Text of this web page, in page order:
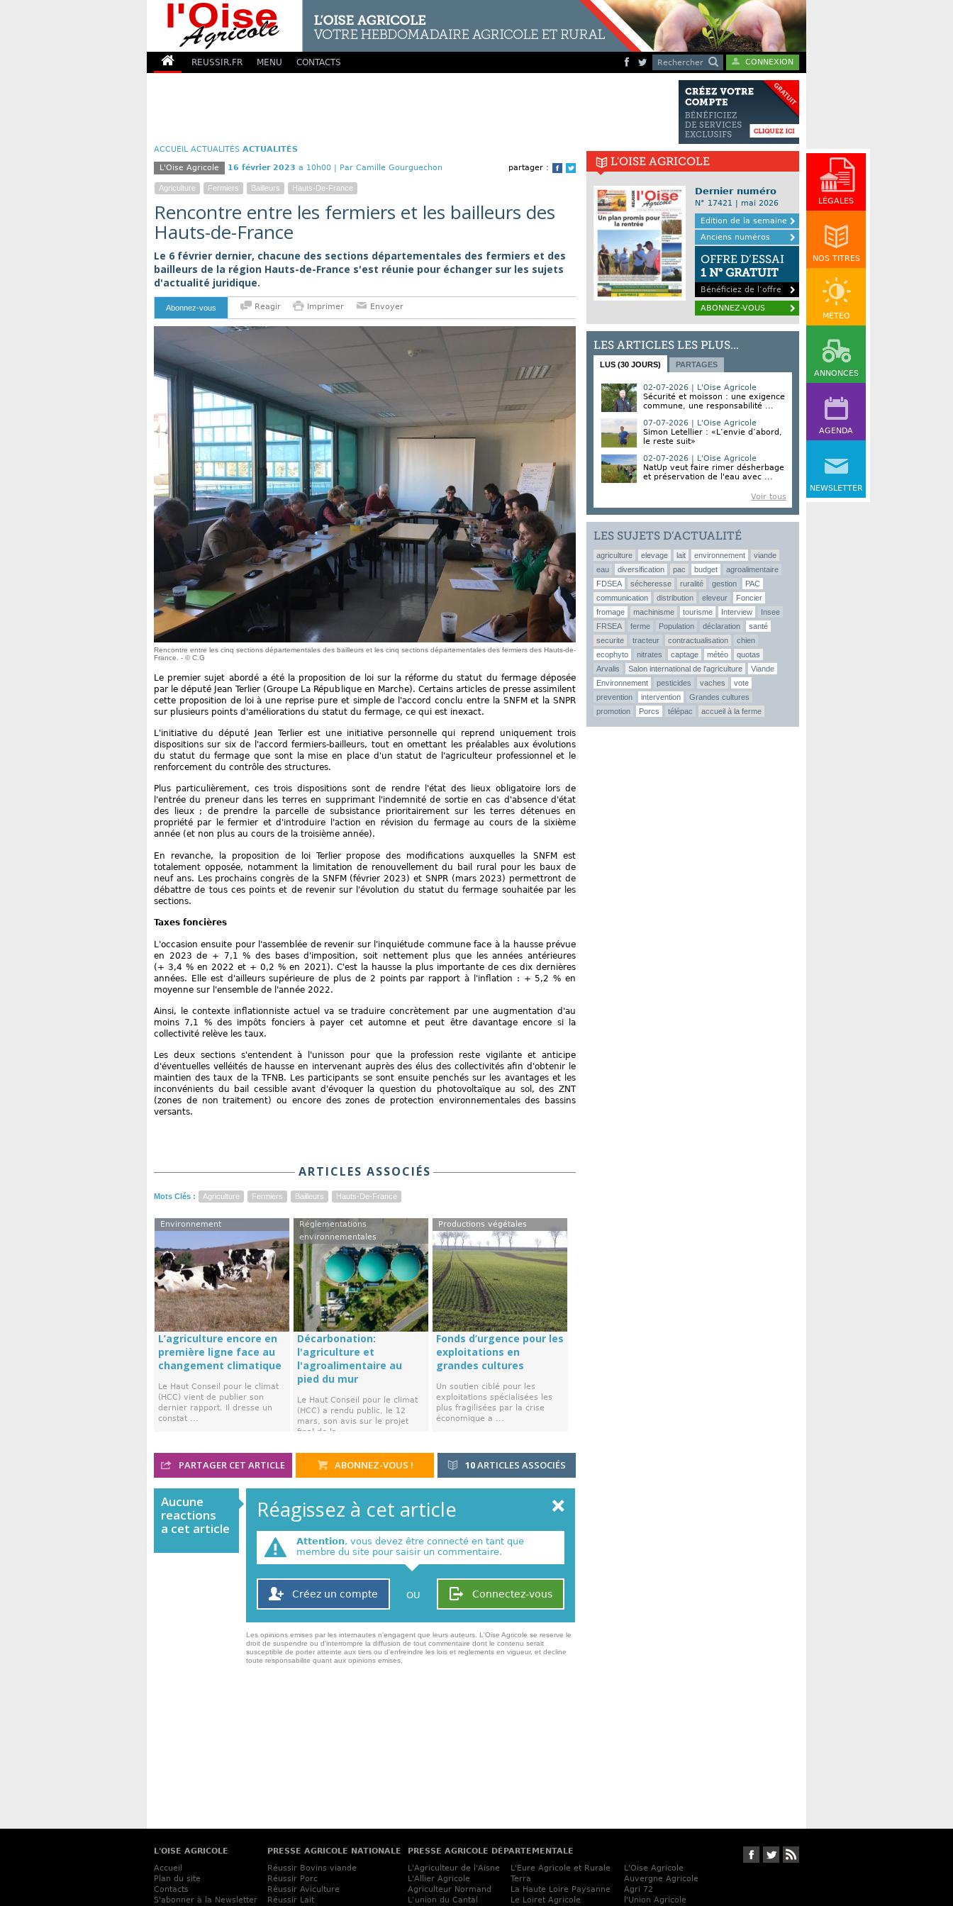
REUSSIR.FR MENU CONTACTS Rechercher CONNEXION
LÉGALES
NOS TITRES
MÉTÉO
ANNONCES
AGENDA
NEWSLETTER
ACCUEIL ACTUALITÉS ACTUALITÉS
partager :
Facebook
Twitter
L'Oise Agricole 16 février 2023 a 10h00 | Par Camille Gourguechon
Agriculture Fermiers Bailleurs Hauts-De-France
Rencontre entre les fermiers et les bailleurs des
Hauts-de-France
Le 6 février dernier, chacune des sections départementales des fermiers et des
bailleurs de la région Hauts-de-France s'est réunie pour échanger sur les sujets
d'actualité juridique.
Abonnez-vous Reagir Imprimer Envoyer
Rencontre entre les cinq sections départementales des bailleurs et les cinq sections départementales des fermiers des Hauts-de-
France. - © C.G
Le premier sujet abordé a été la proposition de loi sur la réforme du statut du fermage déposée
par le député Jean Terlier (Groupe La République en Marche). Certains articles de presse assimilent
cette proposition de loi à une reprise pure et simple de l'accord conclu entre la SNFM et la SNPR
sur plusieurs points d'améliorations du statut du fermage, ce qui est inexact.
L'initiative du député Jean Terlier est une initiative personnelle qui reprend uniquement trois
dispositions sur six de l'accord fermiers-bailleurs, tout en omettant les préalables aux évolutions
du statut du fermage que sont la mise en place d'un statut de l'agriculteur professionnel et le
renforcement du contrôle des structures.
Plus particulièrement, ces trois dispositions sont de rendre l'état des lieux obligatoire lors de
l'entrée du preneur dans les terres en supprimant l'indemnité de sortie en cas d'absence d'état
des lieux ; de prendre la parcelle de subsistance prioritairement sur les terres détenues en
propriété par le fermier et d'introduire l'action en révision du fermage au cours de la sixième
année (et non plus au cours de la troisième année).
En revanche, la proposition de loi Terlier propose des modifications auxquelles la SNFM est
totalement opposée, notamment la limitation de renouvellement du bail rural pour les baux de
neuf ans. Les prochains congrès de la SNFM (février 2023) et SNPR (mars 2023) permettront de
débattre de tous ces points et de revenir sur l'évolution du statut du fermage souhaitée par les
sections.
Taxes foncières
L'occasion ensuite pour l'assemblée de revenir sur l'inquiétude commune face à la hausse prévue
en 2023 de + 7,1 % des bases d'imposition, soit nettement plus que les années antérieures
(+ 3,4 % en 2022 et + 0,2 % en 2021). C'est la hausse la plus importante de ces dix dernières
années. Elle est d'ailleurs supérieure de plus de 2 points par rapport à l'inflation : + 5,2 % en
moyenne sur l'ensemble de l'année 2022.
Ainsi, le contexte inflationniste actuel va se traduire concrètement par une augmentation d'au
moins 7,1 % des impôts fonciers à payer cet automne et peut être davantage encore si la
collectivité relève les taux.
Les deux sections s'entendent à l'unisson pour que la profession reste vigilante et anticipe
d'éventuelles velléités de hausse en intervenant auprès des élus des collectivités afin d'obtenir le
maintien des taux de la TFNB. Les participants se sont ensuite penchés sur les avantages et les
inconvénients du bail cessible avant d'évoquer la question du photovoltaïque au sol, des ZNT
(zones de non traitement) ou encore des zones de protection environnementales des bassins
versants.
ARTICLES ASSOCIÉS
Mots Clés : Agriculture Fermiers Bailleurs Hauts-De-France
Environnement
L’agriculture encore en
première ligne face au
changement climatique
Le Haut Conseil pour le climat
(HCC) vient de publier son
dernier rapport. Il dresse un
constat ...
Réglementations
environnementales
Décarbonation:
l'agriculture et
l'agroalimentaire au
pied du mur
Le Haut Conseil pour le climat
(HCC) a rendu public, le 12
mars, son avis sur le projet
final de la ...
Productions végétales
Fonds d’urgence pour les
exploitations en
grandes cultures
Un soutien ciblé pour les
exploitations spécialisées les
plus fragilisées par la crise
économique a ...
10ARTICLES ASSOCIÉS
PARTAGER CET ARTICLE ABONNEZ-VOUS !
Aucune
reactions
a cet article
Réagissez à cet article
Attention, vous devez être connecté en tant que
membre du site pour saisir un commentaire.
Connectez-vous
Créez un compte OU
Les opinions emises par les internautes n'engagent que leurs auteurs. L'Oise Agricole se reserve le
droit de suspendre ou d'interrompre la diffusion de tout commentaire dont le contenu serait
susceptible de porter atteinte aux tiers ou d'enfreindre les lois et reglements en vigueur, et decline
toute responsabilite quant aux opinions emises,
L'OISE AGRICOLE
Dernier numéro
N° 17421 | mai 2026
Edition de la semaine
Anciens numéros
OFFRE D’ESSAI
1 N° GRATUIT
Bénéficiez de l’offre
ABONNEZ-VOUS
LES ARTICLES LES PLUS...
LUS (30 JOURS) PARTAGES
02-07-2026 | L'Oise Agricole
Sécurité et moisson : une exigence
commune, une responsabilité ...
07-07-2026 | L'Oise Agricole
Simon Letellier : «L’envie d’abord,
le reste suit»
02-07-2026 | L'Oise Agricole
NatUp veut faire rimer désherbage
et préservation de l'eau avec ...
Voir tous
LES SUJETS D’ACTUALITÉ
agriculture elevage lait environnement
viande
eau
diversification pac budget
agroalimentaire
FDSEA
sécheresse ruralité gestion
PAC
communication
distribution eleveur
Foncier
fromage
machinisme tourisme Interview
Insee
FRSEA
ferme Population déclaration
santé
securite
tracteur contractualisation
chien
ecophyto
nitrates captage météo
quotas
Arvalis
Salon international de l'agriculture
Viande
Environnement
pesticides vaches
vote
prevention
intervention
Grandes cultures
promotion
Porcs télépac accueil à la ferme
Suivez-nous sur Facebook
Suivez-nous sur Twitter
L'OISE AGRICOLE
Accueil
Plan du site
Contacts
S'abonner à la Newsletter
PRESSE AGRICOLE NATIONALE
Réussir Bovins viande
Réussir Porc
Réussir Aviculture
Réussir Lait
PRESSE AGRICOLE DÉPARTEMENTALE
L'Agriculteur de l'Aisne
L'Allier Agricole
Agriculteur Normand
L’union du Cantal
L'Eure Agricole et Rurale
Terra
La Haute Loire Paysanne
Le Loiret Agricole
L'Oise Agricole
Auvergne Agricole
Agri 72
l'Union Agricole